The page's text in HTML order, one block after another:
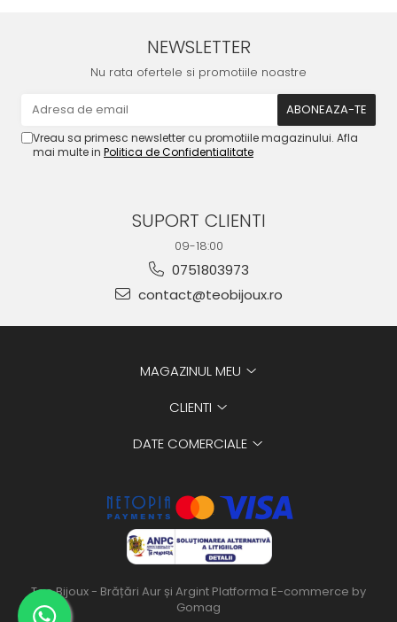
NEWSLETTER
Nu rata ofertele si promotiile noastre
Vreau sa primesc newsletter cu promotiile magazinului. Afla
mai multe in Politica de Confidentialitate
SUPORT CLIENTI
09-18:00
0751803973
contact@teobijoux.ro
MAGAZINUL MEU
CLIENTI
DATE COMERCIALE
Teo Bijoux - Brățări Aur și Argint Platforma E-commerce by
Gomag